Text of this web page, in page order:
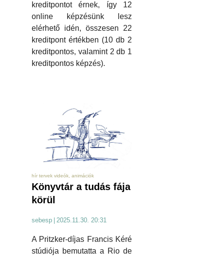
kreditpontot érnek, így 12
online képzésünk lesz
elérhető idén, összesen 22
kreditpont értékben (10 db 2
kreditpontos, valamint 2 db 1
kreditpontos képzés).
hír tervek videók, animációk
Könyvtár a tudás fája
körül
sebesp 2025.11.30. 20:31
A Pritzker-díjas Francis Kéré
stúdiója bemutatta a Rio de